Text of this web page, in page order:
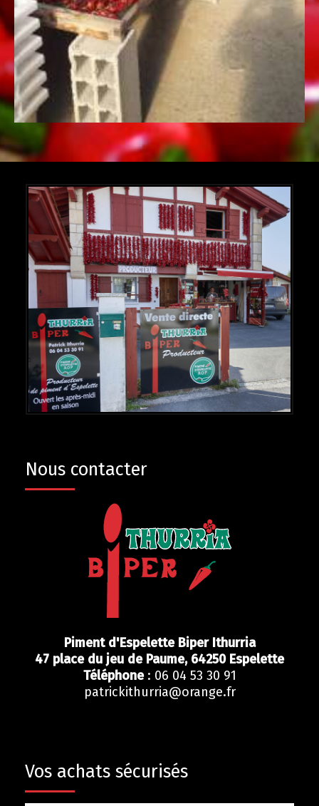
Nous contacter
Piment d'Espelette Biper Ithurria
47 place du jeu de Paume, 64250 Espelette
Téléphone: 06 04 53 30 91
patrickithurria@orange.fr
Vos achats sécurisés